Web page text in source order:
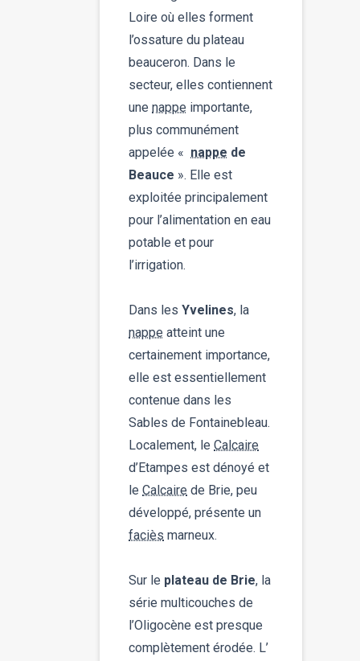
Loire où elles forment
l’ossature du plateau
beauceron. Dans le
secteur, elles contiennent
une nappe importante,
plus communément
appelée « nappe de
Beauce ». Elle est
exploitée principalement
pour l’alimentation en eau
potable et pour
l’irrigation.
Dans les Yvelines, la
nappe atteint une
certainement importance,
elle est essentiellement
contenue dans les
Sables de Fontainebleau.
Localement, le Calcaire
d’Etampes est dénoyé et
le Calcaire de Brie, peu
développé, présente un
faciès marneux.
Sur le plateau de Brie, la
série multicouches de
l’Oligocène est presque
complètement érodée. L’